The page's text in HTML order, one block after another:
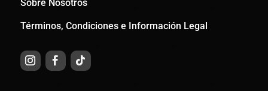
Sobre Nosotros
Términos, Condiciones e Información Legal